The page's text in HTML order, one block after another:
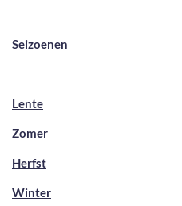
Seizoenen
Lente
Zomer
Herfst
Winter